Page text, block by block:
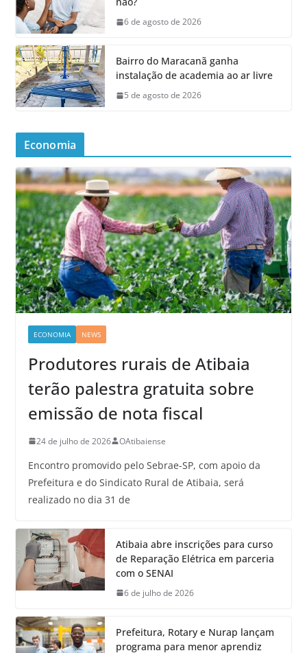
6 de agosto de 2026
Bairro do Maracanã ganha
instalação de academia ao ar livre
5 de agosto de 2026
Economia
ECONOMIA NEWS
Produtores rurais de Atibaia
terão palestra gratuita sobre
emissão de nota fiscal
24 de julho de 2026 OAtibaiense
Encontro promovido pelo Sebrae-SP, com apoio da
Prefeitura e do Sindicato Rural de Atibaia, será
realizado no dia 31 de
Atibaia abre inscrições para curso
de Reparação Elétrica em parceria
com o SENAI
6 de julho de 2026
Prefeitura, Rotary e Nurap lançam
programa para menor aprendiz